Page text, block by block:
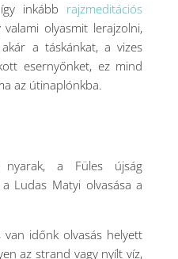
inkább rajzmeditációs
olyasmit lerajzolni,
a táskánkat, a vizes
esernyőnket, ez mind
az útinaplónkba.
a Füles újság
Ludas Matyi olvasása a
időnk olvasás helyett
az strand vagy nyílt víz,